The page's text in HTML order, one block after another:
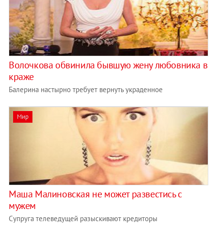
Волочкова обвинила бывшую жену любовника в
краже
Балерина настырно требует вернуть украденное
Мир
Маша Малиновская не может развестись с
мужем
Супруга телеведущей разыскивают кредиторы